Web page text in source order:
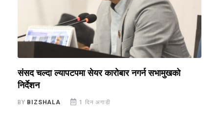
संसद चल्दा ल्यापटपमा सेयर कारोबार नगर्न सभामुखको
निर्देशन
BY BIZSHALA 1 दिन अगाडी